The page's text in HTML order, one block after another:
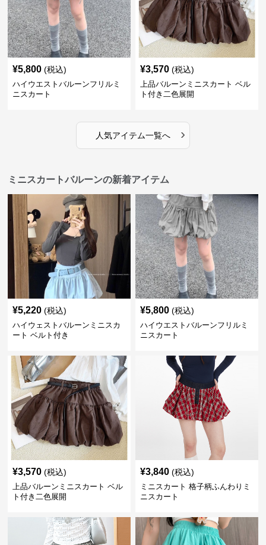
¥5,800 (税込)
ハイウエストバルーンフリルミ
ニスカート
¥3,570 (税込)
上品バルーンミニスカート ベル
ト付き二色展開
人気アイテム一覧へ ›
ミニスカートバルーンの新着アイテム
¥5,220 (税込)
ハイウェストバルーンミニスカ
ート ベルト付き
¥5,800 (税込)
ハイウエストバルーンフリルミ
ニスカート
¥3,570 (税込)
上品バルーンミニスカート ベル
ト付き二色展開
¥3,840 (税込)
ミニスカート 格子柄ふんわりミ
ニスカート